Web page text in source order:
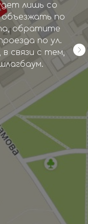
лишь со
по
обратите
по ул.
связи с тем,